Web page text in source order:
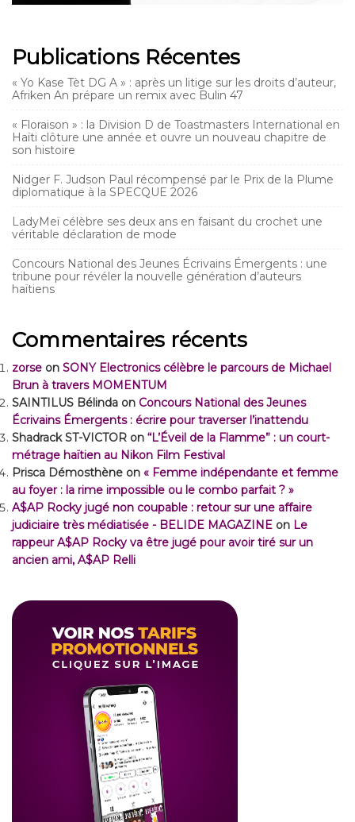
Publications Récentes
« Yo Kase Tèt DG A » : après un litige sur les droits d’auteur,
Afriken An prépare un remix avec Bulin 47
« Floraison » : la Division D de Toastmasters International en
Haïti clôture une année et ouvre un nouveau chapitre de
son histoire
Nidger F. Judson Paul récompensé par le Prix de la Plume
diplomatique à la SPECQUE 2026
LadyMeï célèbre ses deux ans en faisant du crochet une
véritable déclaration de mode
Concours National des Jeunes Écrivains Émergents : une
tribune pour révéler la nouvelle génération d’auteurs
haïtiens
Commentaires récents
zorse on SONY Electronics célèbre le parcours de Michael
Brun à travers MOMENTUM
SAINTILUS Bélinda on Concours National des Jeunes
Écrivains Émergents : écrire pour traverser l’inattendu
Shadrack ST-VICTOR on “L’Éveil de la Flamme” : un court-
métrage haïtien au Nikon Film Festival
Prisca Démosthène on « Femme indépendante et femme
au foyer : la rime impossible ou le combo parfait ? »
A$AP Rocky jugé non coupable : retour sur une affaire
judiciaire très médiatisée - BELIDE MAGAZINE on Le
rappeur A$AP Rocky va être jugé pour avoir tiré sur un
ancien ami, A$AP Relli